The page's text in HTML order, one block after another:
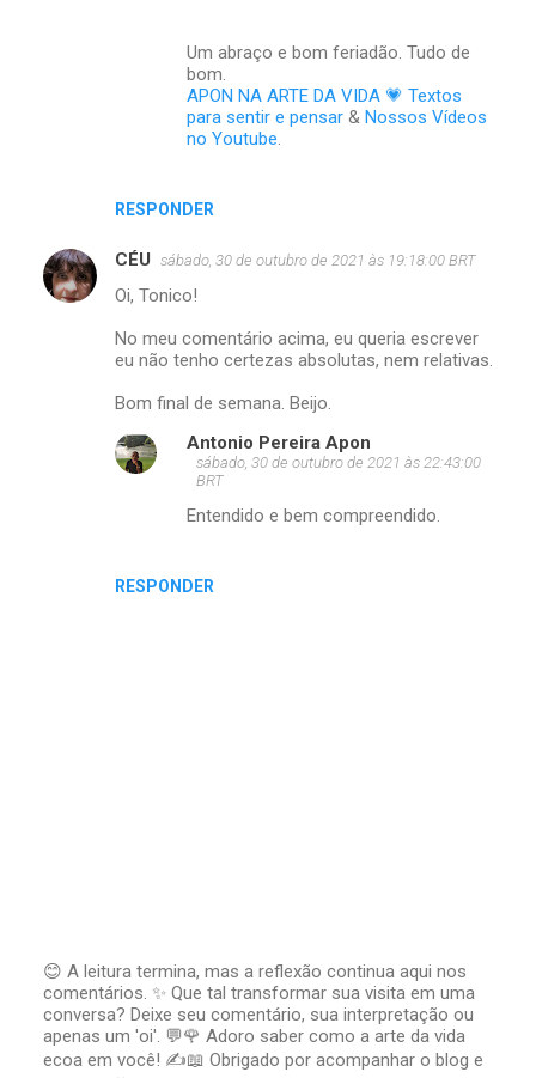
RESPONDER
Um abraço e bom feriadão. Tudo de
bom.
APON NA ARTE DA VIDA 💗 Textos
para sentir e pensar & Nossos Vídeos
no Youtube
CÉU sábado, 30 de outubro de 2021 às 19:18:00 BRT
Oi, Tonico!
No meu comentário acima, eu queria escrever
eu não tenho certezas absolutas, nem relativas.
Bom final de semana. Beijo.
RESPONDER
Antonio Pereira Apon
sábado, 30 de outubro de 2021 às 22:43:00
BRT
Entendido e bem compreendido.
P
o
s
t
😊 A leitura termina, mas a reflexão continua aqui nos
comentários. ✨ Que tal transformar sua visita em uma
conversa? Deixe seu comentário, sua interpretação ou
apenas um 'oi'. 💬🌹 Adoro saber como a arte da vida
ecoa em você! ✍️📖 Obrigado por acompanhar o blog e